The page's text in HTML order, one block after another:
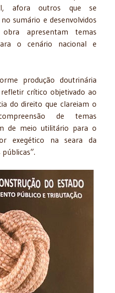
afora outros que se
sumário e desenvolvidos
apresentam temas
o cenário nacional e
produção doutrinária
crítico objetivado ao
do direito que clareiam o
de temas
de meio utilitário para o
exegético na seara da